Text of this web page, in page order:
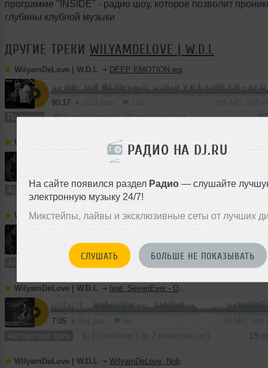
РАДИО НА DJ.RU
На сайте появился раздел Радио — слушайте
электронную музыку 24/7!
Микстейпы, лайвы и эксклюзивные сеты от лучших
СЛУШАТЬ БОЛЬШЕ НЕ ПОКАЗЫВАТЬ
программе "INSIDE" - радио шоу, которое позволит
глубины клубной музыки
ДРУГИЕ ТРЕКИ WILYAMDELOVE | W.D.L
WilyamDeLove | W.D.L ➝ DEEP EMOTION episode #4
90:17
Подкаст В плейлист (в 10 плейлистах)
WilyamDeLove | W.D.L Adamantine (Original mix) | Hey Location!
Авторский трек В плейлист (в 7 плейлистах) 18
WilyamDeLove | W.D.L ➝DarkSide (Original mix) | Hey Location!
88 20 MB, 320
Авторский трек В плейлист (в 5 плейлистах)
WilyamDeLove | W.D.L ➝ feat. SevenEver - One More Time (Original Mix) | Deep Strips
7:05
Авторский трек 19
WilyamDeLove | W.D.L ➝ WilyamDeLove, Nobe - Mercury (Original Mix) | BEDROOM Muzik